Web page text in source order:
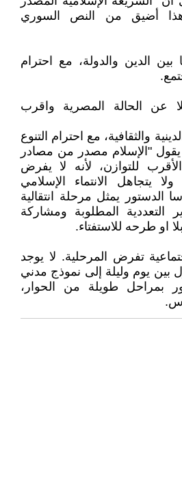
أضيق من النص السوري
الدين والدولة، مع احترام
عن الحالة المصرية واقرب
والثقافية، مع احترام التنوع
يقول "الإسلام مصدر من مصادر
للتوازن، لأنه لا يفرض
يتجاهل الانتماء الإسلامي
الدستور يمثل مرحلة انتقالية
التعددية المطلوبة ومشاركة
او طرحه للاستفتاء.
تفرض المرحلية. لا يوجد
بين يوم وليلة إلى نموذج مدني
بمراحل طويلة من الحوار،